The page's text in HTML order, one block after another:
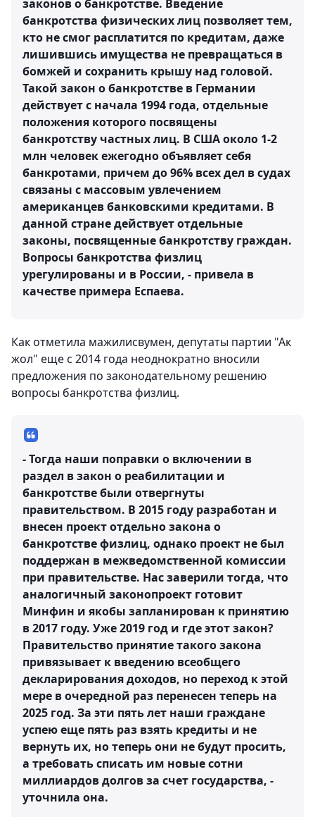
законов о банкротстве. Введение
банкротства физических лиц позволяет тем,
кто не смог расплатится по кредитам, даже
лишившись имущества не превращаться в
бомжей и сохранить крышу над головой.
Такой закон о банкротстве в Германии
действует с начала 1994 года, отдельные
положения которого посвящены
банкротству частных лиц. В США около 1-2
млн человек ежегодно объявляет себя
банкротами, причем до 96% всех дел в судах
связаны с массовым увлечением
американцев банковскими кредитами. В
данной стране действует отдельные
законы, посвященные банкротству граждан.
Вопросы банкротства физлиц
урегулированы и в России, - привела в
качестве примера Еспаева.
Как отметила мажилисвумен, депутаты партии "Ак
жол" еще с 2014 года неоднократно вносили
предложения по законодательному решению
вопросы банкротства физлиц.
- Тогда наши поправки о включении в
раздел в закон о реабилитации и
банкротстве были отвергнуты
правительством. В 2015 году разработан и
внесен проект отдельно закона о
банкротстве физлиц, однако проект не был
поддержан в межведомственной комиссии
при правительстве. Нас заверили тогда, что
аналогичный законопроект готовит
Минфин и якобы запланирован к принятию
в 2017 году. Уже 2019 год и где этот закон?
Правительство принятие такого закона
привязывает к введению всеобщего
декларирования доходов, но переход к этой
мере в очередной раз перенесен теперь на
2025 год. За эти пять лет наши граждане
успею еще пять раз взять кредиты и не
вернуть их, но теперь они не будут просить,
а требовать списать им новые сотни
миллиардов долгов за счет государства, -
уточнила она.